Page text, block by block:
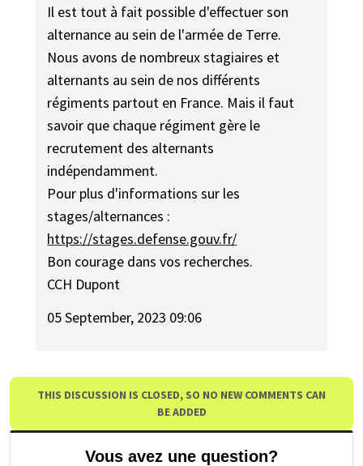
Il est tout à fait possible d'effectuer son
alternance au sein de l'armée de Terre.
Nous avons de nombreux stagiaires et
alternants au sein de nos différents
régiments partout en France. Mais il faut
savoir que chaque régiment gère le
recrutement des alternants
indépendamment.
Pour plus d'informations sur les
stages/alternances :
https://stages.defense.gouv.fr/
Bon courage dans vos recherches.
CCH Dupont
05 September, 2023 09:06
THIS DISCUSSION IS CLOSED, SO NO NEW COMMENTS CAN
BE ADDED
Vous avez une question?